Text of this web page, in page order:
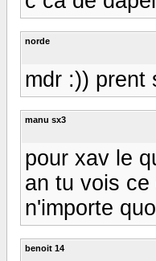
norde
mdr :)) prent
manu sx3
pour xav le
an tu vois
n'importe
benoit 14